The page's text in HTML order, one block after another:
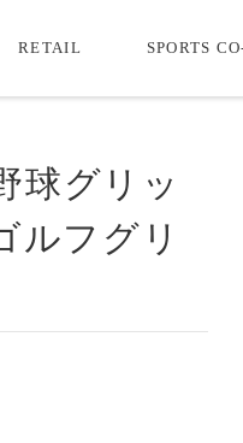
RETAIL SPORTS
球グリッ
ルフグリ